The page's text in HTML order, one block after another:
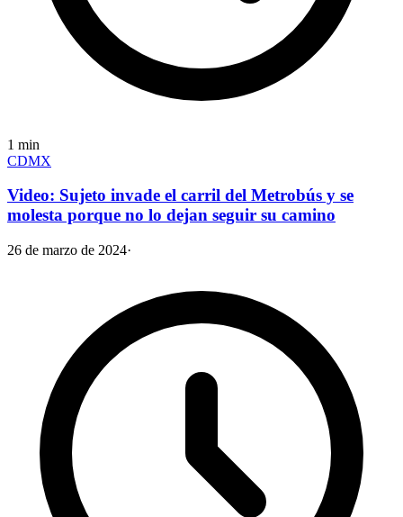
1 min
CDMX
Video: Sujeto invade el carril del Metrobús y se
molesta porque no lo dejan seguir su camino
26 de marzo de 2024·